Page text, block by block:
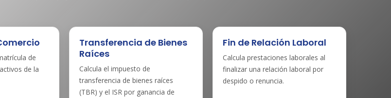
de
de la
Transferencia de Bienes
Raíces
Calcula el impuesto de
transferencia de bienes raíces
(TBR) y el ISR por ganancia de
Fin de Relación Laboral
Calcula prestaciones laborales al
finalizar una relación laboral por
despido o renuncia.